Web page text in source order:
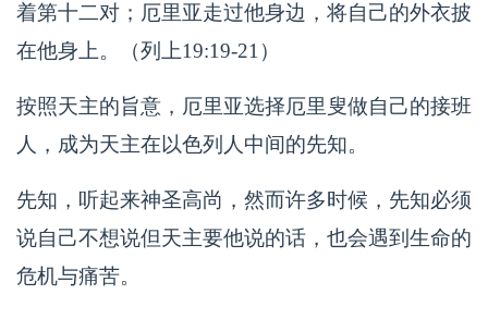
着第十二对；厄里亚走过他身边，将自己的外衣披
在他身上。（列上19:19-21）
按照天主的旨意，厄里亚选择厄里叟做自己的接班
人，成为天主在以色列人中间的先知。
先知，听起来神圣高尚，然而许多时候，先知必须
说自己不想说但天主要他说的话，也会遇到生命的
危机与痛苦。